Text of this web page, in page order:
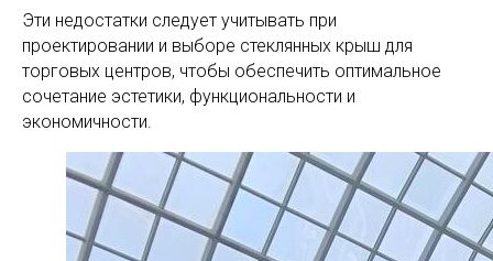
Эти недостатки следует учитывать при
проектировании и выборе стеклянных крыш для
торговых центров, чтобы обеспечить оптимальное
сочетание эстетики, функциональности и
экономичности.